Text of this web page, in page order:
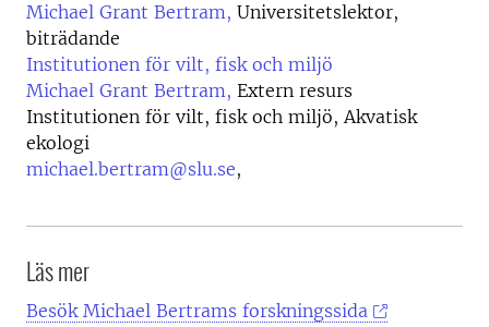
Michael Grant Bertram, Universitetslektor,
biträdande
Institutionen för vilt, fisk och miljö
Michael Grant Bertram, Extern resurs
Institutionen för vilt, fisk och miljö, Akvatisk
ekologi
michael.bertram@slu.se,
Läs mer
Besök Michael Bertrams forskningssida